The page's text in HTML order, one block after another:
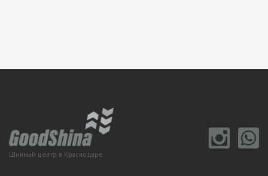
Шинный центр в Краснодаре